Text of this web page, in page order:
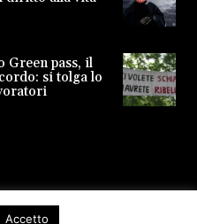
Green pass, il
si tolga lo
Accetto